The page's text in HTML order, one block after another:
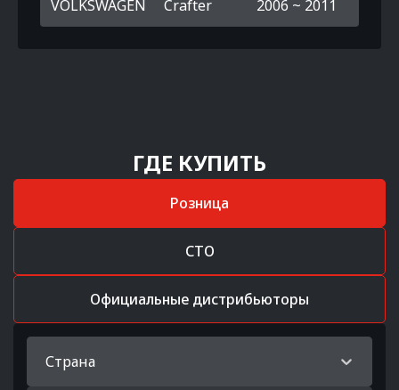
VOLKSWAGEN Crafter 2006 ~ 2011
ГДЕ КУПИТЬ
Розница
СТО
Официальные дистрибьюторы
Страна